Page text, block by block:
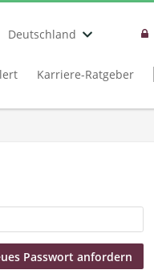
Deutschland
Karriere-Ratgeber